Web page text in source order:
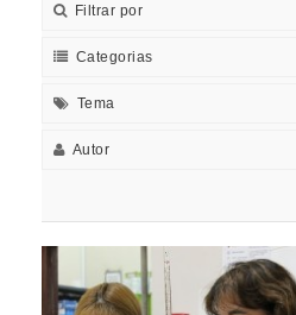
Filtrar por
Categorias
Tema
Autor